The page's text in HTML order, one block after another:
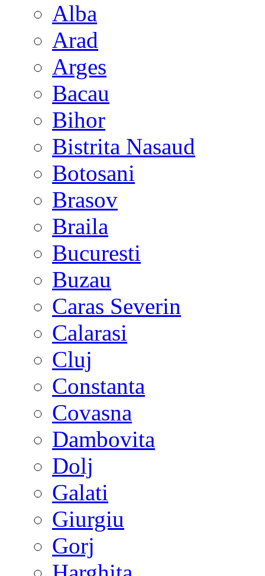
Alba
Arad
Arges
Bacau
Bihor
Bistrita Nasaud
Botosani
Brasov
Braila
Bucuresti
Buzau
Caras Severin
Calarasi
Cluj
Constanta
Covasna
Dambovita
Dolj
Galati
Giurgiu
Gorj